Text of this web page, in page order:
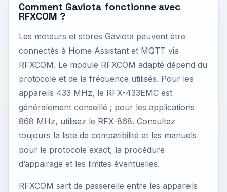
Comment Gaviota fonctionne avec
RFXCOM ?
Les moteurs et stores Gaviota peuvent être
connectés à Home Assistant et MQTT via
RFXCOM. Le module RFXCOM adapté dépend du
protocole et de la fréquence utilisés. Pour les
appareils 433 MHz, le RFX-433EMC est
généralement conseillé ; pour les applications
868 MHz, utilisez le RFX-868. Consultez
toujours la liste de compatibilité et les manuels
pour le protocole exact, la procédure
d’appairage et les limites éventuelles.
RFXCOM sert de passerelle entre les appareils